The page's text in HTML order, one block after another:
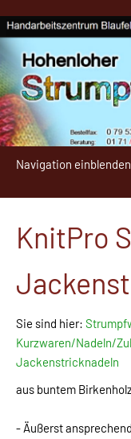
Navigation einblenden
KnitPro
Sie sind hier:
Kurzwaren/Nadeln/
Jackenstricknadeln
aus buntem
- Äußerst